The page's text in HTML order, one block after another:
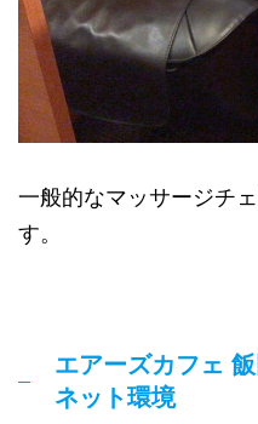
一般的なマッサージチ
す。
エアーズカフェ
ネット環境